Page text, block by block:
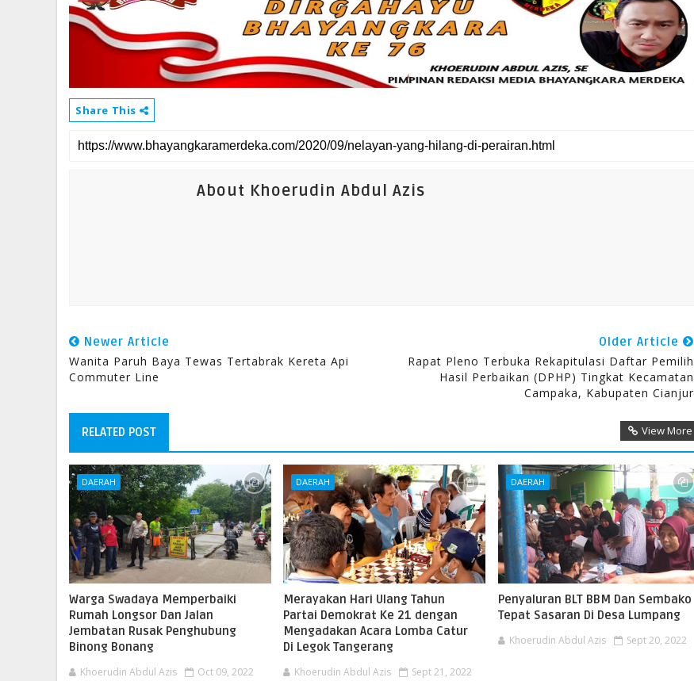
Share This
About Khoerudin Abdul Azis
Newer Article
Wanita Paruh Baya Tewas Tertabrak Kereta Api
Commuter Line
Older Article
Rapat Pleno Terbuka Rekapitulasi Daftar Pemilih
Hasil Perbaikan (DPHP) Tingkat Kecamatan
Campaka, Kabupaten Cianjur
RELATED POST View More
DAERAH
Warga Swadaya Memperbaiki
Rumah Longsor Dan Jalan
Jembatan Rusak Penghubung
Binong Bonang
Khoerudin Abdul Azis Oct 09, 2022
DAERAH
Merayakan Hari Ulang Tahun
Partai Demokrat Ke 21 dengan
Mengadakan Acara Lomba Catur
Di Legok Tangerang
Khoerudin Abdul Azis Sept 21, 2022
DAERAH
Penyaluran BLT BBM Dan Sembako
Tepat Sasaran Di Desa Lumpang
Khoerudin Abdul Azis Sept 20, 2022